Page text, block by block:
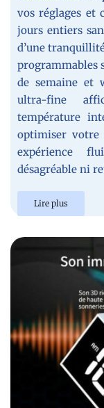
vos réglages et
jours entiers
d’une
programmables
de semaine et
ultra-fine
température
optimiser votre
expérience
désagréable ni
Lire plus